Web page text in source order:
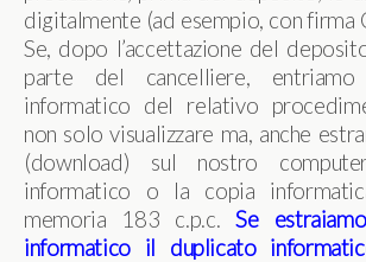
digitalmente (ad esempio, con firma
Se, dopo l’accettazione del
parte del cancelliere,
informatico del relativo
non solo visualizzare ma, anche
(download) sul nostro
informatico o la copia
memoria 183 c.p.c.Se
informatico il duplicato